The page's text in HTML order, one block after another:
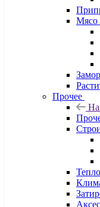
Мясо
Прочее